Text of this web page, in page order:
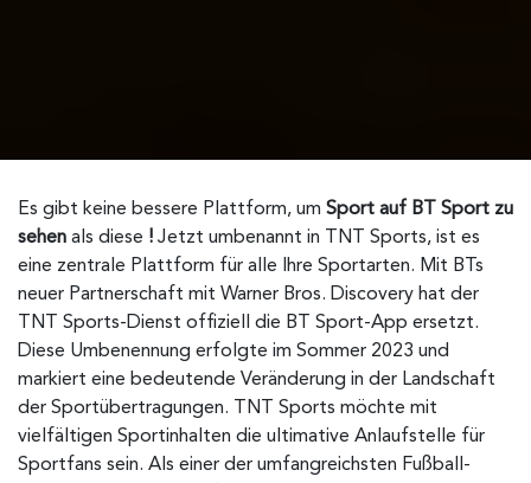
Es gibt keine bessere Plattform, um Sport auf BT Sport zu
sehen als diese ! Jetzt umbenannt in TNT Sports, ist es
eine zentrale Plattform für alle Ihre Sportarten. Mit BTs
neuer Partnerschaft mit Warner Bros. Discovery hat der
TNT Sports-Dienst offiziell die BT Sport-App ersetzt.
Diese Umbenennung erfolgte im Sommer 2023 und
markiert eine bedeutende Veränderung in der Landschaft
der Sportübertragungen.
TNT Sports möchte mit
vielfältigen Sportinhalten die ultimative Anlaufstelle für
Sportfans sein. Als einer der umfangreichsten Fußball-